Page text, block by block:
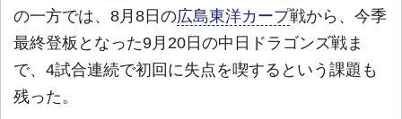
の一方では、8月8日の広島東洋カープ戦から、今季
最終登板となった9月20日の中日ドラゴンズ戦ま
で、4試合連続で初回に失点を喫するという課題も
残った。